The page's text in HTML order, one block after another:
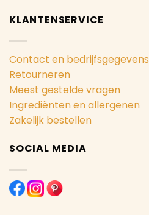
KLANTENSERVICE
Contact en bedrijfsgegevens
Retourneren
Meest gestelde vragen
Ingrediënten en allergenen
Zakelijk bestellen
SOCIAL MEDIA